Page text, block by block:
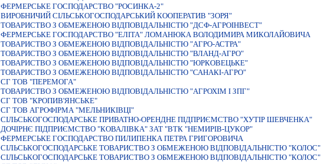
ФЕРМЕРСЬКЕ ГОСПОДАРСТВО "РОСИНКА-2"
ВИРОБНИЧИЙ СІЛЬСЬКОГОСПОДАРСЬКИЙ КООПЕРАТИВ "ЗОРЯ"
ТОВАРИСТВО З ОБМЕЖЕНОЮ ВІДПОВІДАЛЬНІСТЮ "ДСФ-АГРОІНВЕСТ"
ФЕРМЕРСЬКЕ ГОСПОДАРСТВО "ЕЛIТА" ЛОМАНЮКА ВОЛОДИМИРА МИКОЛАЙОВИЧА
ТОВАРИСТВО З ОБМЕЖЕНОЮ ВIДПОВIДАЛЬНIСТЮ "АГРО-АСТРА"
ТОВАРИСТВО З ОБМЕЖЕНОЮ ВIДПОВIДАЛЬНIСТЮ "ВЛАНД-АГРО"
ТОВАРИСТВО З ОБМЕЖЕНОЮ ВIДПОВIДАЛЬНIСТЮ "ЮРКОВЕЦЬКЕ"
ТОВАРИСТВО З ОБМЕЖЕНОЮ ВIДПОВIДАЛЬНIСТЮ "САНАКI-АГРО"
СГ ТОВ "ПЕРЕМОГА"
ТОВАРИСТВО З ОБМЕЖЕНОЮ ВIДПОВIДАЛЬНIСТЮ "АГРОХIМ I ЗПГ"
СГ ТОВ "КРОПИВ'ЯНСЬКЕ"
СГ ТОВ АГРОФІРМА "МЕЛЬНИКІВЦІ"
СIЛЬСЬКОГОСПОДАРСЬКЕ ПРИВАТНО-ОРЕНДНЕ ПIДПРИЄМСТВО "ХУТIР ШЕВЧЕНКА"
ДОЧІРНЄ ПІДПРИЄМСТВО "КОВАЛІВКА" ЗАТ "ВТК "НЕМИРІВ-ЦУКОР"
ФЕРМЕРСЬКЕ ГОСПОДАРСТВО ПИЛИПЕНКА ПЕТРА ГРИГОРОВИЧА
СІЛЬСЬКОГОСПОДАРСЬКЕ ТОВАРИСТВО З ОБМЕЖЕНОЮ ВІДПОВІДАЛЬНІСТЮ "КОЛОС"
СIЛЬСЬКОГОСПОДАРСЬКЕ ТОВАРИСТВО З ОБМЕЖЕНОЮ ВIДПОВIДАЛЬНIСТЮ "КОЛОС"